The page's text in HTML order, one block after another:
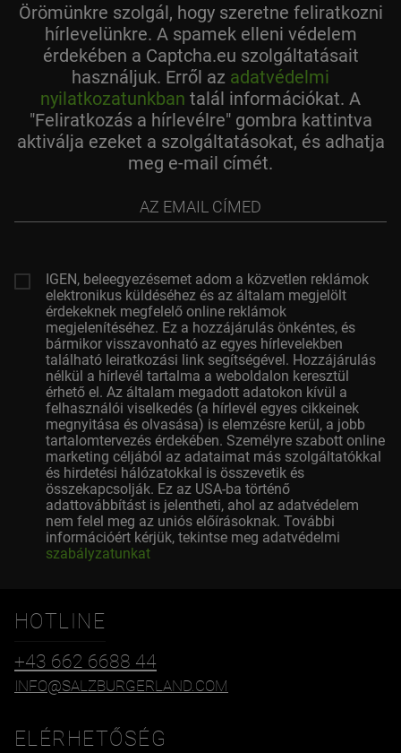
Örömünkre szolgál, hogy szeretne feliratkozni
hírlevelünkre. A spamek elleni védelem
érdekében a Captcha.eu szolgáltatásait
használjuk. Erről az adatvédelmi
nyilatkozatunkban talál információkat. A
"Feliratkozás a hírlevélre" gombra kattintva
aktiválja ezeket a szolgáltatásokat, és adhatja
meg e-mail címét.
címed
IGEN, beleegyezésemet adom a közvetlen reklámok
elektronikus küldéséhez és az általam megjelölt
érdekeknek megfelelő online reklámok
megjelenítéséhez. Ez a hozzájárulás önkéntes, és
bármikor visszavonható az egyes hírlevelekben
található leiratkozási link segítségével. Hozzájárulás
nélkül a hírlevél tartalma a weboldalon keresztül
érhető el. Az általam megadott adatokon kívül a
felhasználói viselkedés (a hírlevél egyes cikkeinek
megnyitása és olvasása) is elemzésre kerül, a jobb
tartalomtervezés érdekében. Személyre szabott online
marketing céljából az adataimat más szolgáltatókkal
és hirdetési hálózatokkal is összevetik és
összekapcsolják. Ez az USA-ba történő
adattovábbítást is jelentheti, ahol az adatvédelem
nem felel meg az uniós előírásoknak. További
információért kérjük, tekintse meg adatvédelmi
szabályzatunkat
HOTLINE
+43 662 6688 44
INFO@SALZBURGERLAND.COM
ELÉRHETŐSÉG